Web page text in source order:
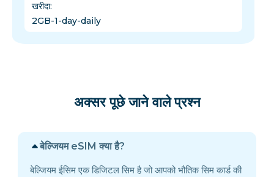
खरीदा:
2GB-1-day-daily
अक्सर पूछे जाने वाले प्रश्न
बेल्जियम eSIM क्या है?
बेल्जियम ईसिम एक डिजिटल सिम है जो आपको भौतिक सिम कार्ड की